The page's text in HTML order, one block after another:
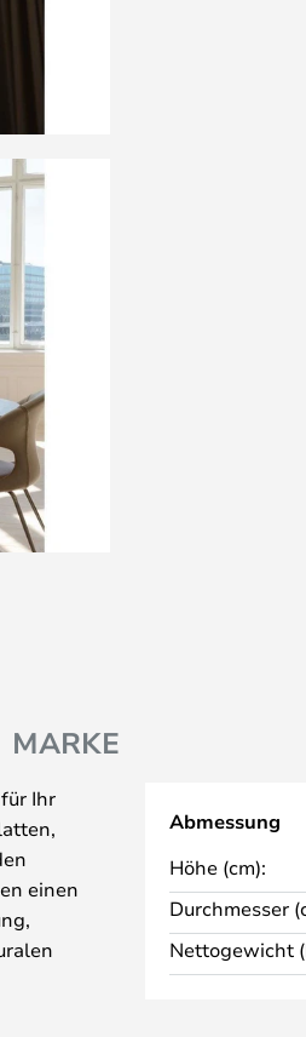
MARKE
Ihr
einen
Abmessung
Höhe (cm):
Durchmesser
Nettogewicht